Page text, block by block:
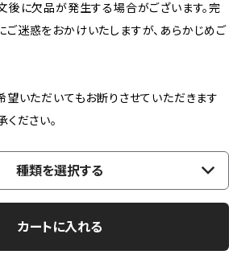
後に欠品が発生する場合がございます。完
迷惑をおかけいたしますが、あらかじめご
望いただいてもお断りさせていただきます
ください。
種類を選択する
カートに入れる